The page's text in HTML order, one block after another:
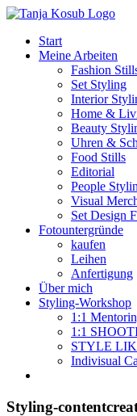
Zum
springenStart
Meine Arbeiten
Fashion
Set Styling
Interior
Home &
Beauty
Uhren &
Food Stills
Editorial
People
Visual
Set Design
Fotountergründe
kaufen
Leihen
Anfertigung
Über mich
Styling-Workshop
1:1
1:1
STYLE
Indivisual
Styling-